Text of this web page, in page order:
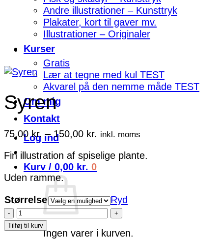
Andre illustrationer – Kunsttryk
Plakater, kort til gaver mv.
Illustrationer – Originaler
Kurser
Gratis
Lær at tegne med kul TEST
Akvarel på den nemme måde TEST
Om mig
Kontakt
Log ind
Kurv / 0,00 kr. 0
Ingen varer i kurven.
Syren
75,00kr. – 150,00 kr. Prisinterval:
til
inkl. moms
Fin illustration af spiselige plante.
Uden ramme.
Størrelse
Ryd
Syren
antal
Tilføj til kurv